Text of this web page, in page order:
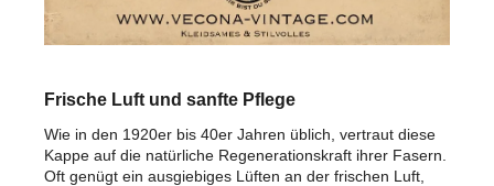
Frische Luft und sanfte Pflege
Wie in den 1920er bis 40er Jahren üblich, vertraut diese
Kappe auf die natürliche Regenerationskraft ihrer Fasern.
Oft genügt ein ausgiebiges Lüften an der frischen Luft,